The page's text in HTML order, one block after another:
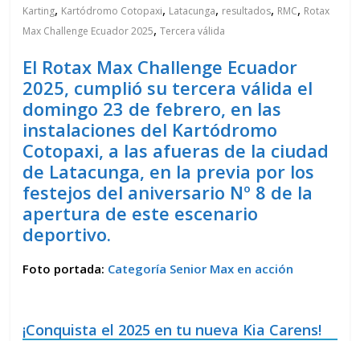
Karting, Kartódromo Cotopaxi, Latacunga, resultados, RMC, Rotax
Max Challenge Ecuador 2025,Tercera válida
El Rotax Max Challenge Ecuador
2025, cumplió su tercera válida el
domingo 23 de febrero, en las
instalaciones del Kartódromo
Cotopaxi, a las afueras de la ciudad
de Latacunga, en la previa por los
festejos del aniversario Nº 8 de la
apertura de este escenario
deportivo.
Foto portada: Categoría Senior Max en acción
¡Conquista el 2025 en tu nueva Kia Carens!